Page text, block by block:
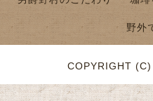
野外
COPYRIGHT